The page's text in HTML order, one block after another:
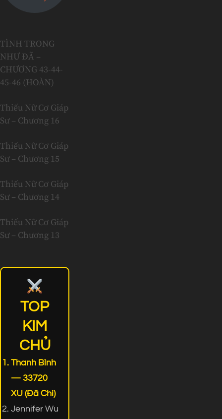
TÌNH TRONG
NHƯ ĐÃ –
CHƯƠNG 43-44-
45-46 (HOÀN)
Thiếu Nữ Cơ Giáp
Sư – Chương 16
Thiếu Nữ Cơ Giáp
Sư – Chương 15
Thiếu Nữ Cơ Giáp
Sư – Chương 14
Thiếu Nữ Cơ Giáp
Sư – Chương 13
TOP
KIM
CHỦ
Thanh Bình
— 33720
XU (Đã Chi)
Jennifer Wu